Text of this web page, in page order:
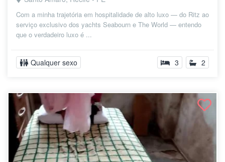
Com a minha trajetória em hospitalidade de alto luxo — do Ritz ao
serviço exclusivo dos yachts Seabourn e The World — entendo
que o verdadeiro luxo é ...
Qualquer sexo 3 2